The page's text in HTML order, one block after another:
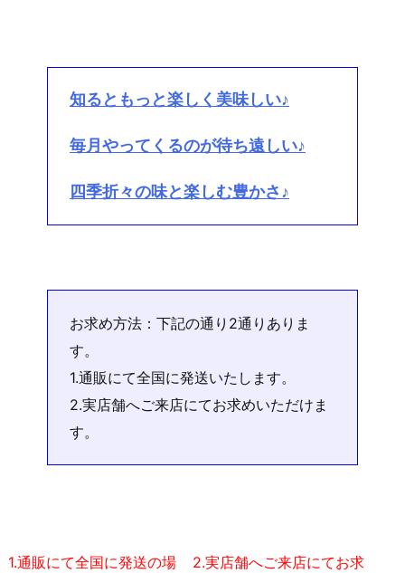
知るともっと楽しく美味しい♪
毎月やってくるのが待ち遠しい♪
四季折々の味と楽しむ豊かさ♪
お求め方法：下記の通り2通りありま
す。
1.通販にて全国に発送いたします。
2.実店舗へご来店にてお求めいただけま
す。
1.通販にて全国に発送の場
2.実店舗へご来店にてお求